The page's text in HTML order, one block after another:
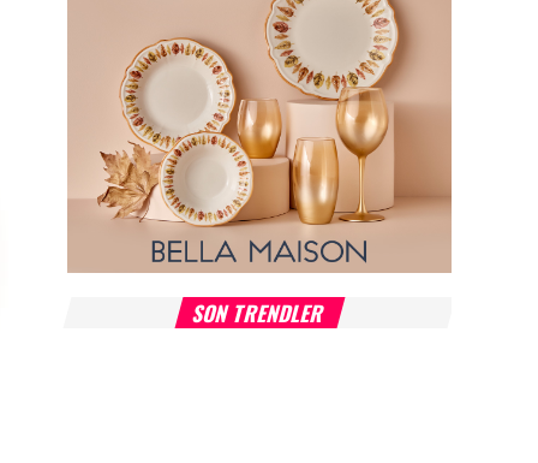
SON TRENDLER